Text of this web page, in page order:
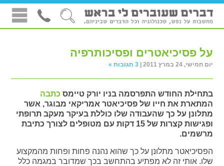
על פסיכיאטרים ופסיכותרפיה
יום חמישי, 24 במרץ 2011 | 3 תגובות »
בתחילת החודש התפרסמה בניו יורק טיימס כתבה
המתארת את חייו של פסיכיאטר אמריקאי מבוגר, אשר
מתלונן על כך שהעבודה שלו כוללת בעיקר מעקב תרופתי
ופגישות קצרות של 15 דקות עם מטופלים לצורך כתיבת
מרשמים.
הפסיכיאטר מתלונן על כך שהוא נהנה פחות ופחות מהמקצוע
שלו. אותי זה לא מפתיע בהתחשב בכך שמדובר במגמה כלל